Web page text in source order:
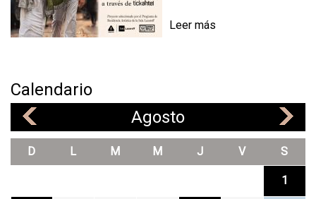
Leer más
Calendario
Agosto
D L M M J V S
1